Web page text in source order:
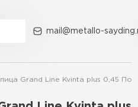
mail@metallo-
Grand Line Kvinta plus 0,45
О компании Контакты